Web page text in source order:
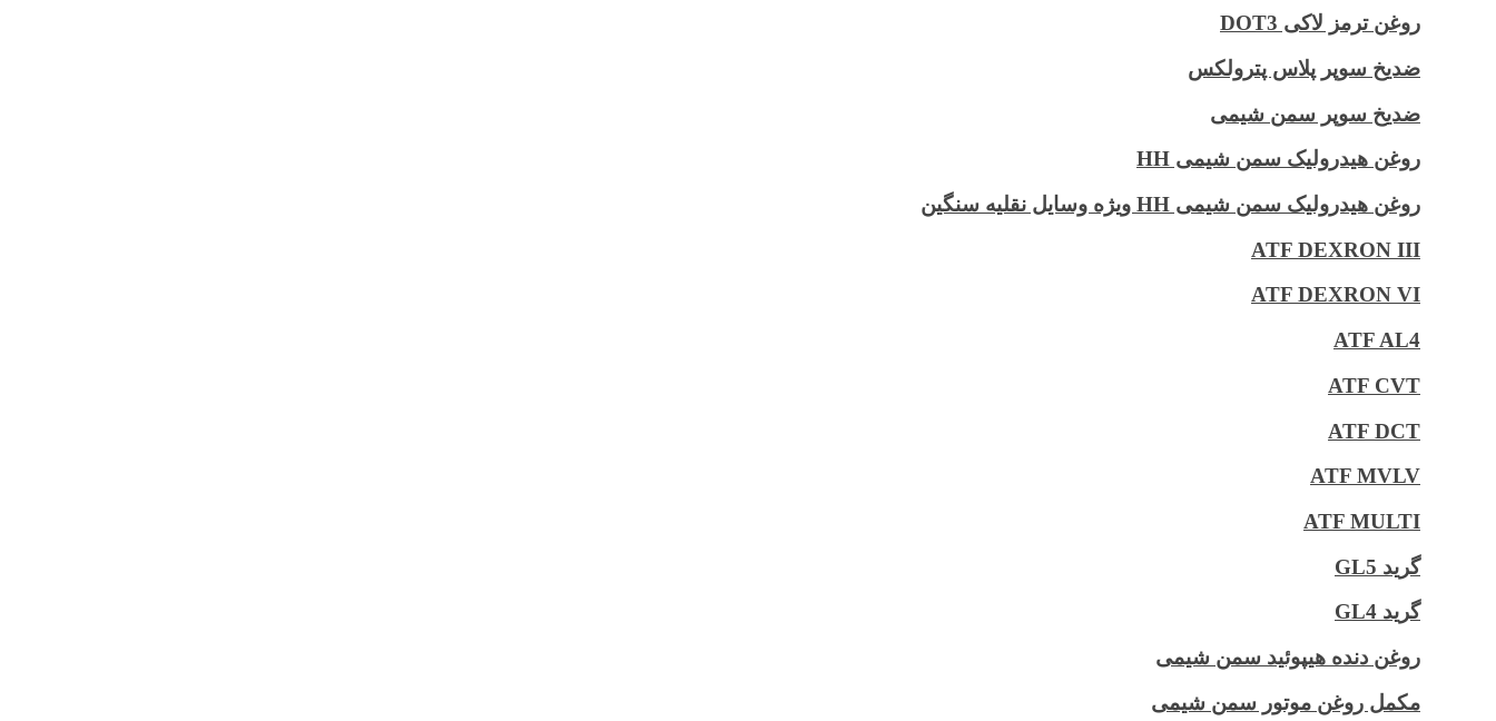
روغن ترمز لاکی DOT3
ضدیخ سوپر پلاس پترولکس
ضدیخ سوپر سمن شیمی
روغن هیدرولیک سمن شیمی HH
روغن هیدرولیک سمن شیمی HH ویژه وسایل نقلیه سنگین
ATF DEXRON III
ATF DEXRON VI
ATF AL4
ATF CVT
ATF DCT
ATF MVLV
ATF MULTI
گرید GL5
گرید GL4
روغن دنده هیپوئید سمن شیمی
مکمل روغن موتور سمن شیمی